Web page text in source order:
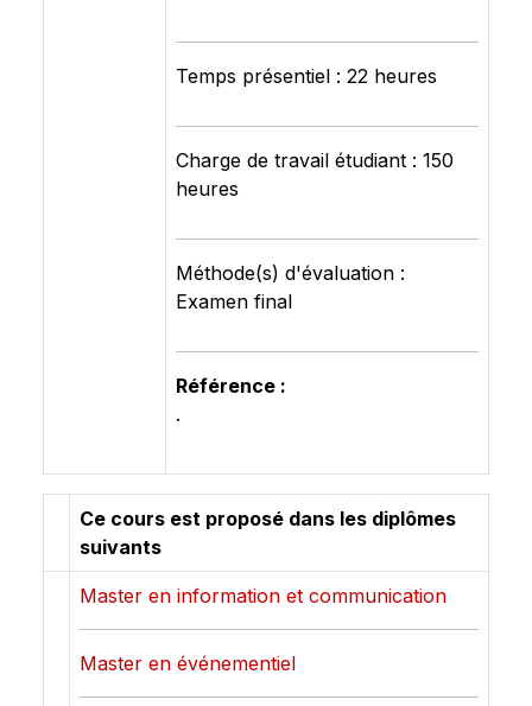
Temps présentiel : 22 heures
Charge de travail étudiant : 150
heures
Méthode(s) d'évaluation :
Examen final
Référence :
.
Ce cours est proposé dans les diplômes
suivants
Master en information et communication
Master en événementiel